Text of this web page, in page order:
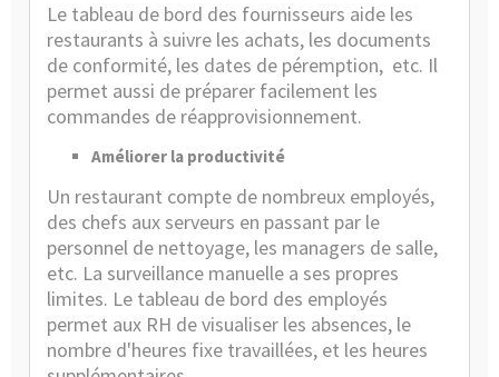
Le tableau de bord des fournisseurs aide les
restaurants à suivre les achats, les documents
de conformité, les dates de péremption, etc. Il
permet aussi de préparer facilement les
commandes de réapprovisionnement.
Améliorer la productivité
Un restaurant compte de nombreux employés,
des chefs aux serveurs en passant par le
personnel de nettoyage, les managers de salle,
etc. La surveillance manuelle a ses propres
limites. Le tableau de bord des employés
permet aux RH de visualiser les absences, le
nombre d'heures fixe travaillées, et les heures